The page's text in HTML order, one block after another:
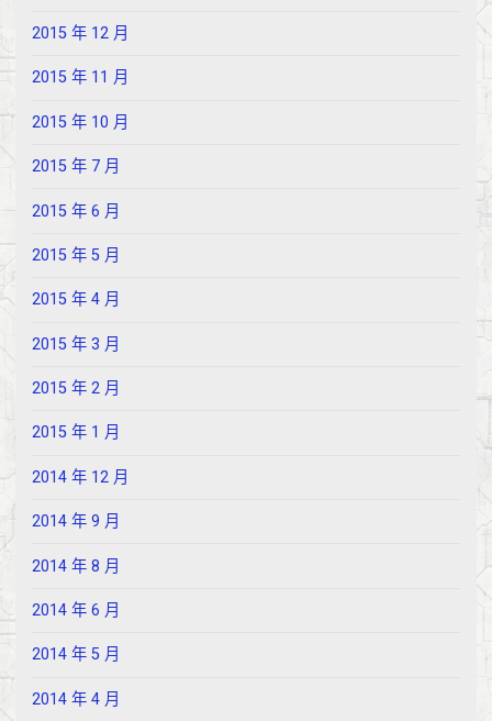
2015 年 12 月
2015 年 11 月
2015 年 10 月
2015 年 7 月
2015 年 6 月
2015 年 5 月
2015 年 4 月
2015 年 3 月
2015 年 2 月
2015 年 1 月
2014 年 12 月
2014 年 9 月
2014 年 8 月
2014 年 6 月
2014 年 5 月
2014 年 4 月